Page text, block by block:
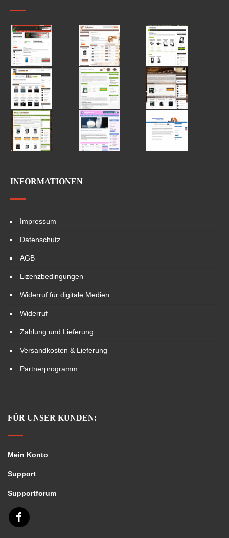
INFORMATIONEN
Impressum
Datenschutz
AGB
Lizenzbedingungen
Widerruf für digitale Medien
Widerruf
Zahlung und Lieferung
Versandkosten & Lieferung
Partnerprogramm
FÜR UNSER KUNDEN:
Mein Konto
Support
Supportforum